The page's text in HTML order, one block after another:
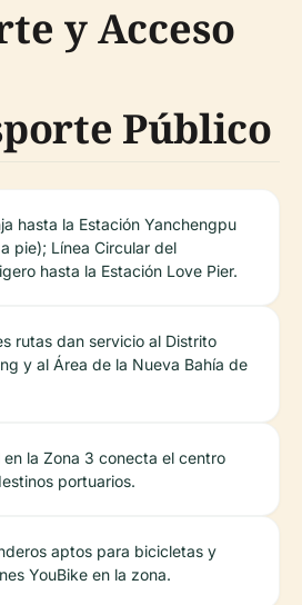
y Acceso
Público
hasta la Estación Yanchengpu
pie); Línea Circular del
hasta la Estación Love Pier.
rutas dan servicio al Distrito
y al Área de la Nueva Bahía de
en la Zona 3 conecta el centro
portuarios.
aptos para bicicletas y
YouBike en la zona.